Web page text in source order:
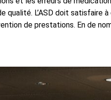
L’ASD doit satisfaire
de prestations. En de